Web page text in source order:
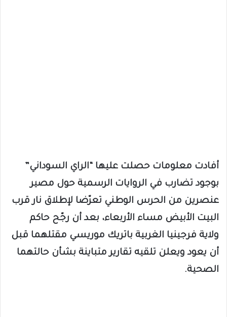
أفادت معلومات حصلت عليها “الراي السوداني”
بوجود تضارب في الروايات الرسمية حول مصير
عنصرين من الحرس الوطني تعرّضا لإطلاق نار قرب
البيت الأبيض مساء الأربعاء، بعد أن رجّح حاكم
ولاية فرجينيا الغربية باتريك موريسي مقتلهما قبل
أن يعود ويعلن تلقيه تقارير متباينة بشأن حالتهما
الصحية.